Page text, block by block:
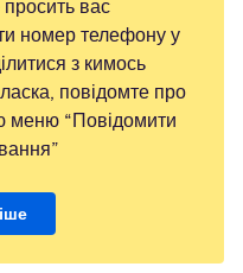
вас
номер телефону у
з кимось
повідомте про
меню “Повідомити